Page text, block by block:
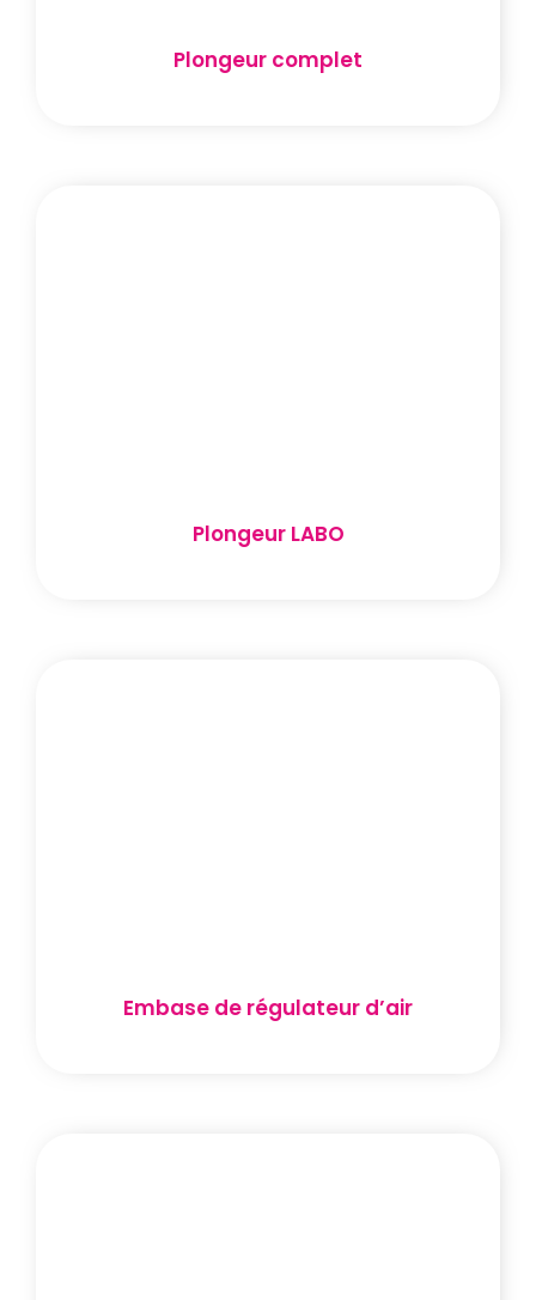
Plongeur complet
Plongeur LABO
Embase de régulateur d’air